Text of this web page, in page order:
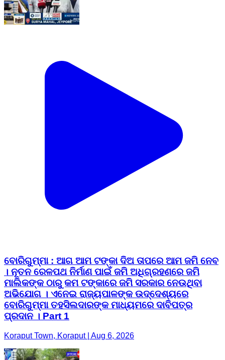
ବୋରିଗୁମ୍ମା : ଆଗ ଆମ ଟଙ୍କା ଦିଅ ତାପରେ ଆମ ଜମି ନେବ
। ନୂତନ ରେଳପଥ ନିର୍ମାଣ ପାଇଁ ଜମି ଅଧିଗ୍ରହଣରେ ଜମି
ମାଲିକଙ୍କ ଠାରୁ କମ ଟଙ୍କାରେ ଜମି ସରକାର ନେଉଥିବା
ଅଭିଯୋଗ । ଏନେଇ ରାଜ୍ୟପାଳଙ୍କ ଉଦ୍ଦେଶ୍ୟରେ
ବୋରିଗୁମ୍ମା ତହସିଲଦାରଙ୍କ ମାଧ୍ୟମରେ ଦାବିପତ୍ର
ପ୍ରଦାନ । Part 1
Koraput Town, Koraput | Aug 6, 2026